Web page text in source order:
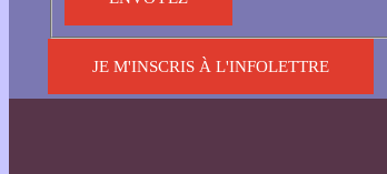
JE M'INSCRIS À L'INFOLETTRE